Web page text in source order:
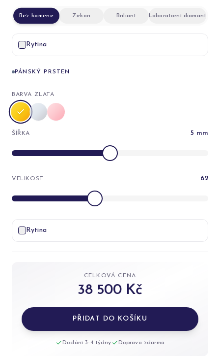
Bez kamene Zirkon Briliant Laboratorní diamant
Rytina
PÁNSKÝ PRSTEN
BARVA ZLATA
ŠÍŘKA 5 mm
VELIKOST 62
Rytina
CELKOVÁ CENA
38 500 Kč
PŘIDAT DO KOŠÍKU
Dodání 3-4 týdny Doprava zdarma